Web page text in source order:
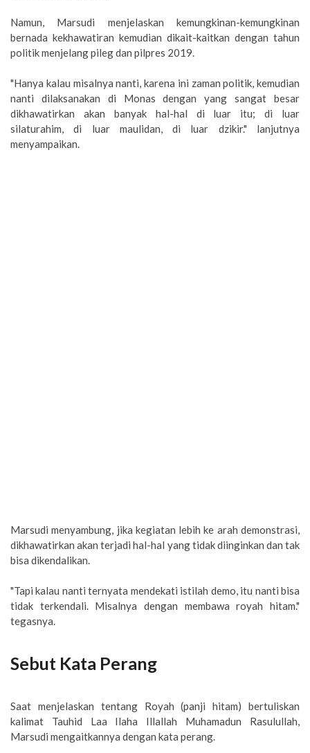
Namun, Marsudi menjelaskan kemungkinan-kemungkinan
bernada kekhawatiran kemudian dikait-kaitkan dengan tahun
politik menjelang pileg dan pilpres 2019.
"Hanya kalau misalnya nanti, karena ini zaman politik, kemudian
nanti dilaksanakan di Monas dengan yang sangat besar
dikhawatirkan akan banyak hal-hal di luar itu; di luar
silaturahim, di luar maulidan, di luar dzikir." lanjutnya
menyampaikan.
Marsudi menyambung, jika kegiatan lebih ke arah demonstrasi,
dikhawatirkan akan terjadi hal-hal yang tidak diinginkan dan tak
bisa dikendalikan.
"Tapi kalau nanti ternyata mendekati istilah demo, itu nanti bisa
tidak terkendali. Misalnya dengan membawa royah hitam."
tegasnya.
Sebut Kata Perang
Saat menjelaskan tentang Royah (panji hitam) bertuliskan
kalimat Tauhid Laa Ilaha Illallah Muhamadun Rasulullah,
Marsudi mengaitkannya dengan kata perang.